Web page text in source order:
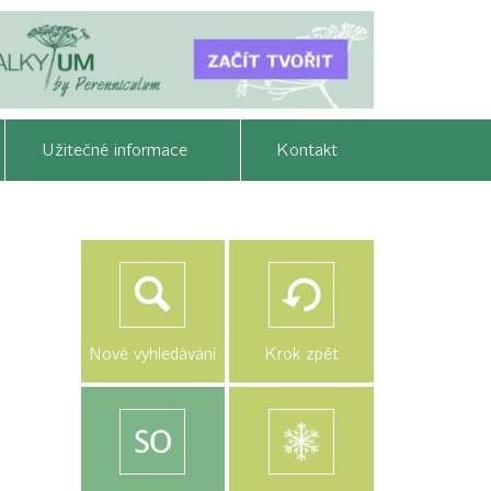
Užitečné informace Kontakt
Nové vyhledávání Krok zpět